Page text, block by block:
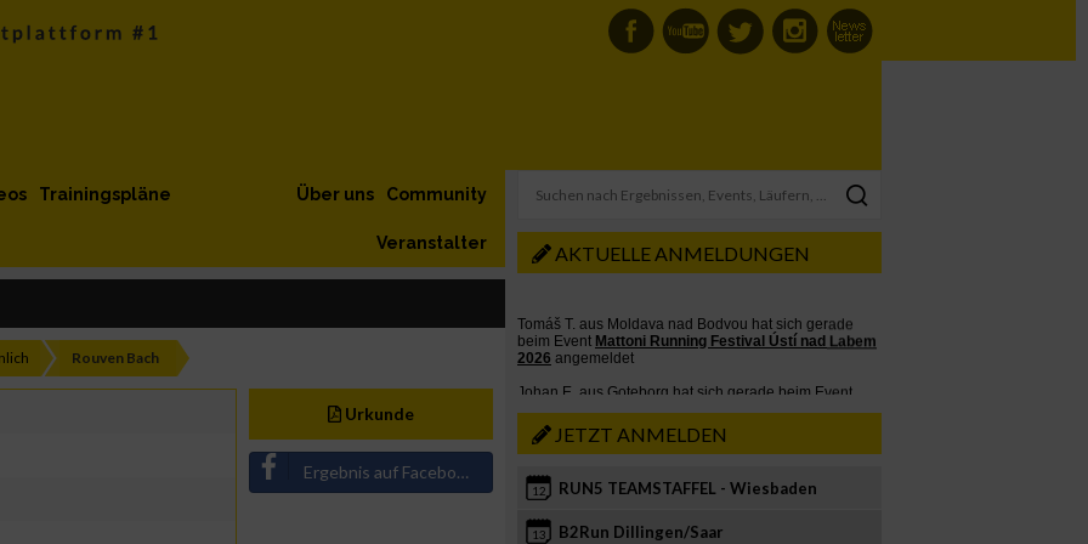
Trainingspläne Community
Über uns
Veranstalter
Rouven Bach
Urkunde
Ergebnis auf Facebook teilen
AKTUELLE ANMELDUNGEN
JETZT ANMELDEN
12 RUN5 TEAMSTAFFEL - Wiesbaden
13 B2Run Dillingen/Saar